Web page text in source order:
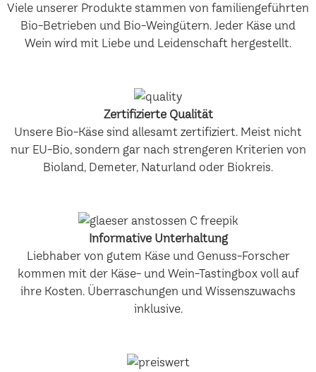
Viele unserer Produkte stammen von familiengeführten
Bio-Betrieben und Bio-Weingütern. Jeder Käse und
Wein wird mit Liebe und Leidenschaft hergestellt.
Zertifizierte Qualität
Unsere Bio-Käse sind allesamt zertifiziert. Meist nicht
nur EU-Bio, sondern gar nach strengeren Kriterien von
Bioland, Demeter, Naturland oder Biokreis.
Informative Unterhaltung
Liebhaber von gutem Käse und Genuss-Forscher
kommen mit der Käse- und Wein-Tastingbox voll auf
ihre Kosten. Überraschungen und Wissenszuwachs
inklusive.